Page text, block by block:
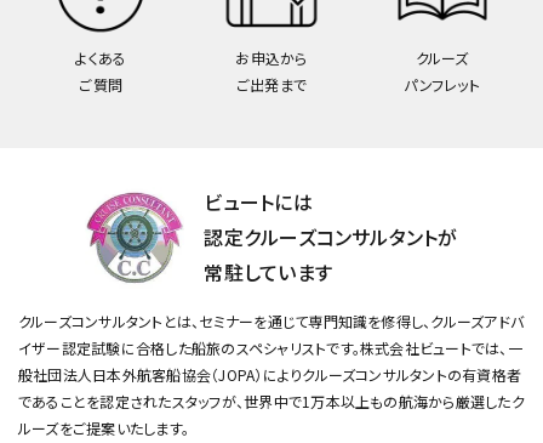
よくある
ご質問
お申込から
ご出発まで
クルーズ
パンフレット
ビュートには
認定クルーズコンサルタントが
常駐しています
クルーズコンサルタントとは、セミナーを通じて専門知識を修得し、クルーズアドバ
イザー認定試験に合格した船旅のスペシャリストです。株式会社ビュートでは、一
般社団法人日本外航客船協会（JOPA）によりクルーズコンサルタントの有資格者
であることを認定されたスタッフが、世界中で1万本以上もの航海から厳選したク
ルーズをご提案いたします。